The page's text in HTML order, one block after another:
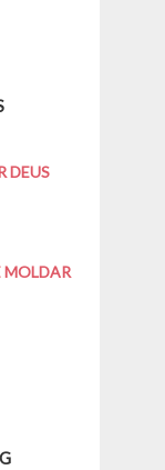
DEUS
MOLDAR